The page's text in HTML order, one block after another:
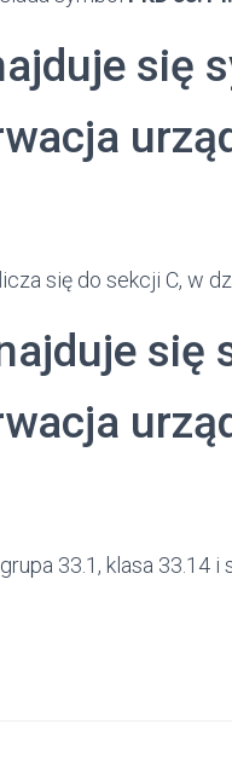
się
się do sekcji C, w
się
33.1, klasa 33.14 i